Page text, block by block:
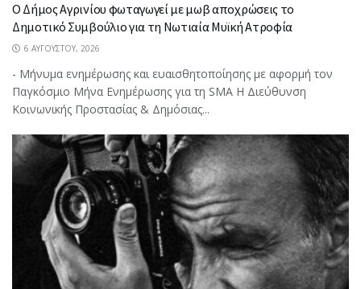
Ο Δήμος Αγρινίου φωταγωγεί με μωβ αποχρώσεις το
Δημοτικό Συμβούλιο για τη Νωτιαία Μυϊκή Ατροφία
6 ΑΥΓΟΎΣΤΟΥ, 2026
- Μήνυμα ενημέρωσης και ευαισθητοποίησης με αφορμή τον
Παγκόσμιο Μήνα Ενημέρωσης για τη SMA Η Διεύθυνση
Κοινωνικής Προστασίας & Δημόσιας...